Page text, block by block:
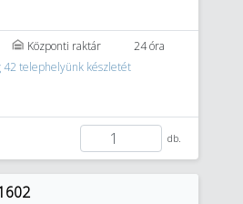
Központi raktár
24 óra
42 telephelyünk készletét
db.